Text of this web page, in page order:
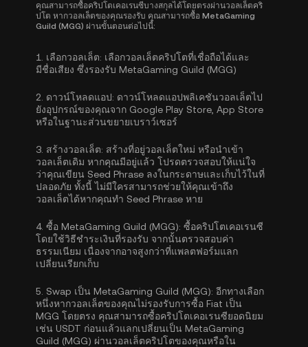
คุณสามารถซื้อคริปโตเคอเรนซีบางสกุลได้โดยตรงผ่านวอลเล็ตคริ
ปโต หากวอลเล็ตของคุณรองรับ คุณสามารถซื้อ MetaGaming
Guild (MGG) ผ่านขั้นตอนต่อไปนี้:
1. เลือกวอลเล็ต: เลือกวอลเล็ตคริปโตที่เชื่อถือได้และ
มีชื่อเสียง ซึ่งรองรับ MetaGaming Guild (MGG)
2. ดาวน์โหลดแอป: ดาวน์โหลดแอปพลิเคชันวอลเล็ตไป
ยังอุปกรณ์ของคุณจาก Google Play Store, App Store
หรือในฐานะส่วนขยายเบราว์เซอร์
3. สร้างวอลเล็ต: สร้างที่อยู่วอลเล็ตใหม่ หรือนำเข้า
วอลเล็ตเดิม หากคุณมีอยู่แล้ว โปรดตรวจสอบให้แน่ใจ
ว่าคุณเขียน Seed Phrase ลงในกระดาษและเก็บไว้ในที่
ปลอดภัย ทั้งนี้ ไม่มีใครสามารถช่วยให้คุณเข้าถึง
วอลเล็ตได้หากคุณทำ Seed Phrase หาย
4. ซื้อ MetaGaming Guild (MGG): ซื้อคริปโตเคอเรนซี
โดยใช้วิธีชำระเงินที่รองรับ จากนั้นตรวจสอบค่า
ธรรมเนียม เนื่องจากอาจสูงกว่าที่แพลตฟอร์มแลก
เปลี่ยนเรียกเก็บ
5. Swap เป็น MetaGaming Guild (MGG): อีกทางเลือก
หนึ่งหากวอลเล็ตของคุณไม่รองรับการซื้อ Fiat เป็น
MGG โดยตรง คุณสามารถซื้อคริปโตเคอเรนซียอดนิยม
เช่น USDT ก่อนแล้วแลกเปลี่ยนเป็น MetaGaming
Guild (MGG) ผ่านวอลเล็ตคริปโตของคุณหรือใน